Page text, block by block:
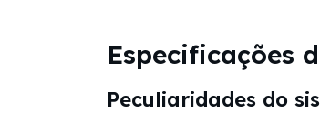
Especificações
Peculiaridades do